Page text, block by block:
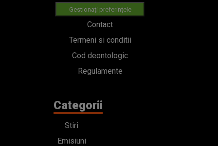
Gestionați preferințele
Contact
Termeni si conditii
Cod deontologic
Regulamente
Categorii
Stiri
Emisiuni